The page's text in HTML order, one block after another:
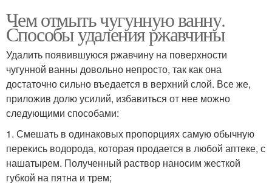
Чем отмыть чугунную ванну.
Способы удаления ржавчины
Удалить появившуюся ржавчину на поверхности
чугунной ванны довольно непросто, так как она
достаточно сильно въедается в верхний слой. Все же,
приложив долю усилий, избавиться от нее можно
следующими способами:
1. Смешать в одинаковых пропорциях самую обычную
перекись водорода, которая продается в любой аптеке, с
нашатырем. Полученный раствор наносим жесткой
губкой на пятна и трем;